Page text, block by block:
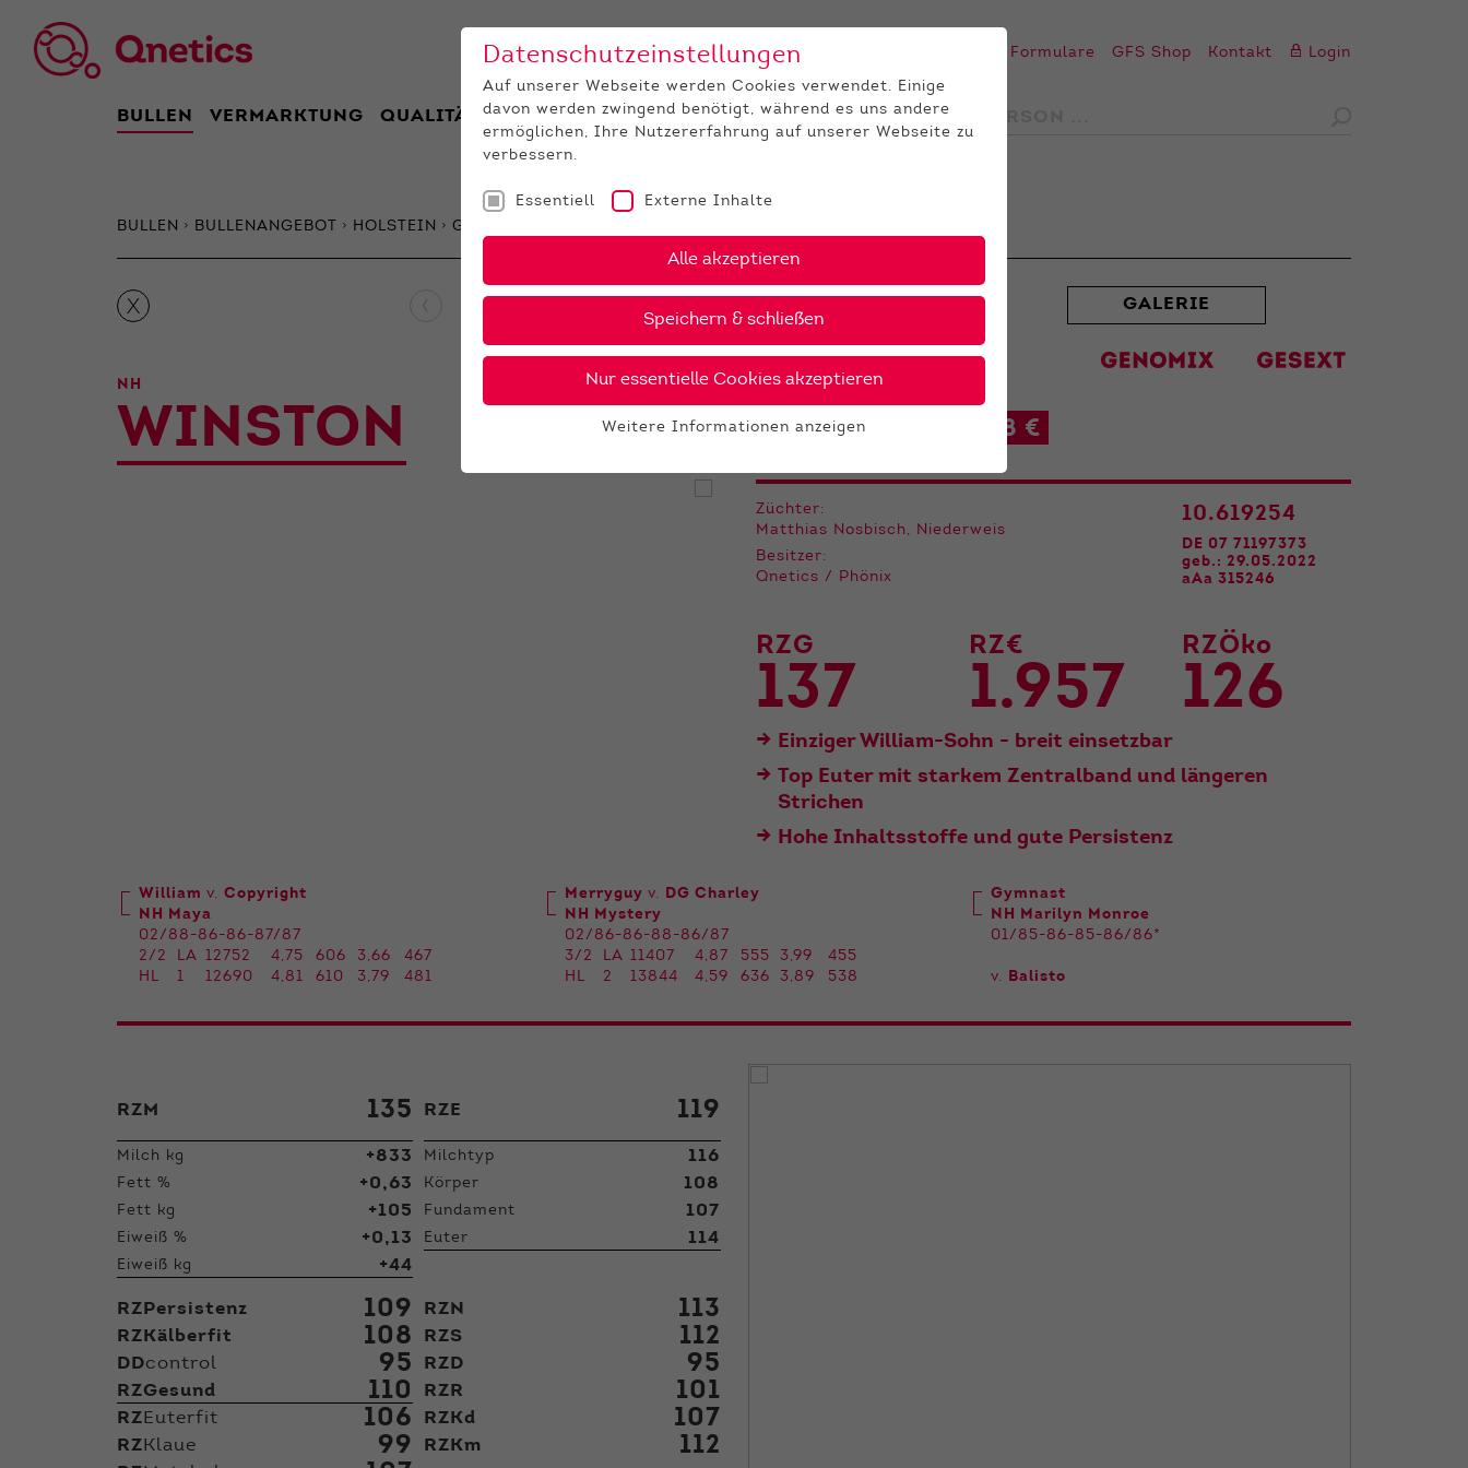
Formulare GFS Shop Kontakt Login
BULLEN VERMARKTUNG QUALITÄT JUNGZÜCHTER
BULLEN BULLENANGEBOT HOLSTEIN GenomiX
X › GALERIE
NH
WINSTON 26 € 38 €
Züchter:
Matthias Nosbisch, Niederweis
Besitzer:
Qnetics / Phönix
10.619254
DE 07 71197373
geb.: 29.05.2022
aAa 315246
RZG
137
RZ€
1.957
RZÖko
126
Einziger William-Sohn - breit einsetzbar
Top Euter mit starkem Zentralband und längeren
Strichen
Hohe Inhaltsstoffe und gute Persistenz
William v. Copyright
NH Maya
02/88-86-86-87/87
2/2
LA 12752 4,75 606 3,66
467
HL
1 12690 4,81 610 3,79 481
Merryguy v. DG Charley
NH Mystery
02/86-86-88-86/87
3/2
LA 11407 4,87 555 3,99
455
HL
2 13844 4,59 636 3,89 538
Gymnast
NH Marilyn Monroe
01/85-86-85-86/86*
v. Balisto
RZM 135
Milch kg +833
Fett % +0,63
Fett kg +105
Eiweiß % +0,13
Eiweiß kg +44
RZE 119
Milchtyp 116
Körper 108
Fundament 107
Euter 114
RZPersistenz 109
RZKälberfit 108
DDcontrol 95
RZGesund 110
RZEuterfit 106
RZKlaue 99
RZN 113
RZS 112
RZD 95
RZR 101
RZKd 107
RZKm 112
Datenschutzeinstellungen
Auf unserer Webseite werden Cookies verwendet. Einige
davon werden zwingend benötigt, während es uns andere
ermöglichen, Ihre Nutzererfahrung auf unserer Webseite zu
verbessern.
Essentiell Externe Inhalte
Alle akzeptieren
Speichern & schließen
Nur essentielle Cookies akzeptieren
die Webseite einwandfrei funktioniert.
Cookie Einstellungen speichern
Cookie-Informationen anzeigen
Wir verwenden auf unserer Website externe Inhalte, um
Ihnen zusätzliche Informationen anzubieten.
Weitere Informationen anzeigen